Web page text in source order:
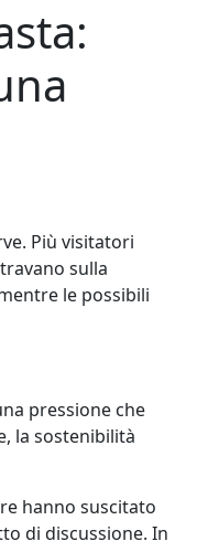
Più visitatori
sulla
le possibili
pressione che
la sostenibilità
hanno suscitato
di discussione. In